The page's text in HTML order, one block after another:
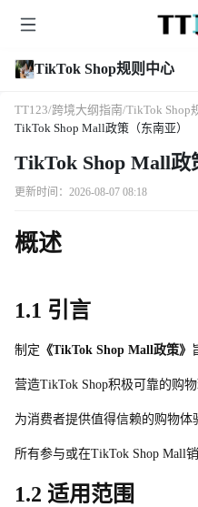
TikTok Shop规则中心
TT123/跨境大纲指南/TikTok Shop
TikTok Shop Mall政策（东南亚）
TikTok Shop Mall政
更新时间：2026-08-07 08:18
概述
1.1 引言
制定 《TikTok Shop Mall政策》
营造TikTok Shop积极可靠的购
为消费者提供值得信赖的购物体
所有参与或在TikTok Shop Mall
1.2 适用范围